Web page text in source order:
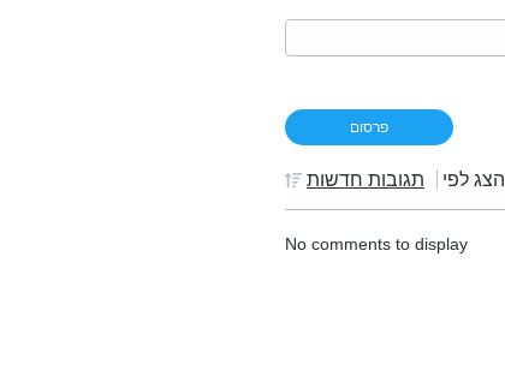
הצג לפי תגובות חדשות
No comments to display